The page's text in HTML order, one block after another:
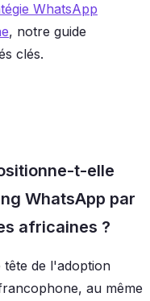
WhatsApp
, notre guide
clés.
t-elle
WhatsApp par
africaines ?
tête de l'adoption
au même